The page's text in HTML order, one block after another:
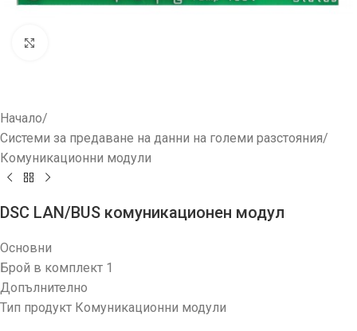
Начало/
Системи за предаване на данни на големи разстояния/
Комуникационни модули
DSC LAN/BUS комуникационен модул
Основни
Брой в комплект 1
Допълнително
Тип продукт Комуникационни модули